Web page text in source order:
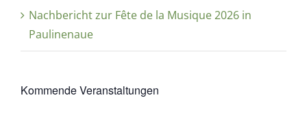
Nachbericht zur Fête de la Musique 2026 in
Paulinenaue
Kommende Veranstaltungen